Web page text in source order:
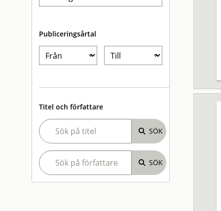
Publiceringsårtal
Titel och författare